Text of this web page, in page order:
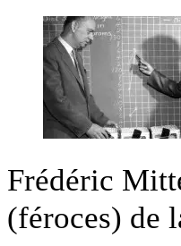
Frédéric
(féroces) de